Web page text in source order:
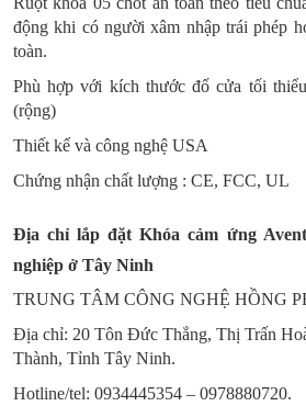
động khi có người xâm nhập trái phép
toàn.
Phù hợp với kích thước đố cửa tối
(rộng)
Thiết kế và công nghệ USA
Chứng nhận chất lượng : CE, FCC, UL
Địa chỉ lắp đặt Khóa cảm ứng
nghiệp ở Tây Ninh
TRUNG TÂM CÔNG NGHỆ HỒNG
Địa chỉ: 20 Tôn Đức Thắng, Thị Trấn
Thành, Tỉnh Tây Ninh.
Hotline/tel: 0934445354 – 0978880720.